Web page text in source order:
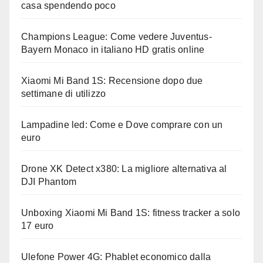
casa spendendo poco
Champions League: Come vedere Juventus-
Bayern Monaco in italiano HD gratis online
Xiaomi Mi Band 1S: Recensione dopo due
settimane di utilizzo
Lampadine led: Come e Dove comprare con un
euro
Drone XK Detect x380: La migliore alternativa al
DJI Phantom
Unboxing Xiaomi Mi Band 1S: fitness tracker a solo
17 euro
Ulefone Power 4G: Phablet economico dalla